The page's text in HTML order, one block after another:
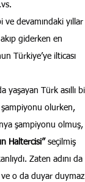
ve devamındaki yıllar
giderken en
Türkiye’ye ilticası
yaşayan Türk asıllı bi
olurken,
şampiyonu olmuş,
Haltercisi” seçilmiş
Zaten adını da
o da duyar duymaz